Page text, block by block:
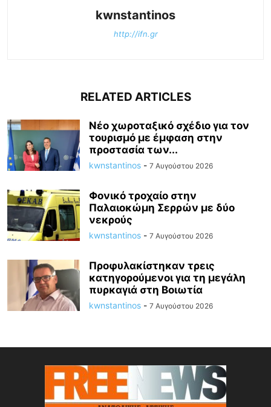
kwnstantinos
http://ifn.gr
RELATED ARTICLES
Νέο χωροταξικό σχέδιο για τον
τουρισμό με έμφαση στην
προστασία των...
kwnstantinos - 7 Αυγούστου 2026
Φονικό τροχαίο στην
Παλαιοκώμη Σερρών με δύο
νεκρούς
kwnstantinos - 7 Αυγούστου 2026
Προφυλακίστηκαν τρεις
κατηγορούμενοι για τη μεγάλη
πυρκαγιά στη Βοιωτία
kwnstantinos - 7 Αυγούστου 2026